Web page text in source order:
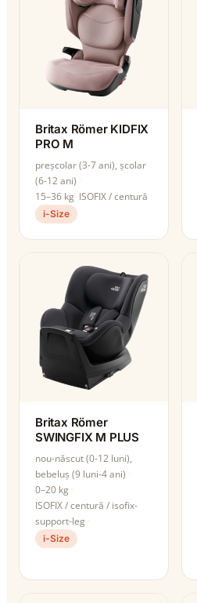
Britax Römer KIDFIX
PRO M
preșcolar (3-7 ani), școlar
(6-12 ani)
15–36 kg ISOFIX / centură
i-Size
Britax Römer
SWINGFIX M PLUS
nou-născut (0-12 luni),
bebeluș (9 luni-4 ani)
0–20 kg
ISOFIX / centură / isofix-
support-leg
i-Size